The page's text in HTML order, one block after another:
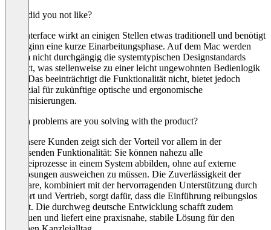
What did you not like?
Das Interface wirkt an einigen Stellen etwas traditionell und benötigt
zu Beginn eine kurze Einarbeitungsphase. Auf dem Mac werden
zudem nicht durchgängig die systemtypischen Designstandards
genutzt, was stellenweise zu einer leicht ungewohnten Bedienlogik
führt. Das beeinträchtigt die Funktionalität nicht, bietet jedoch
Potenzial für zukünftige optische und ergonomische
Modernisierungen.
Which problems are you solving with the product?
Für unsere Kunden zeigt sich der Vorteil vor allem in der
umfassenden Funktionalität: Sie können nahezu alle
Kanzleiprozesse in einem System abbilden, ohne auf externe
Insellösungen ausweichen zu müssen. Die Zuverlässigkeit der
Software, kombiniert mit der hervorragenden Unterstützung durch
Support und Vertrieb, sorgt dafür, dass die Einführung reibungslos
gelingt. Die durchweg deutsche Entwicklung schafft zudem
Vertrauen und liefert eine praxisnahe, stabile Lösung für den